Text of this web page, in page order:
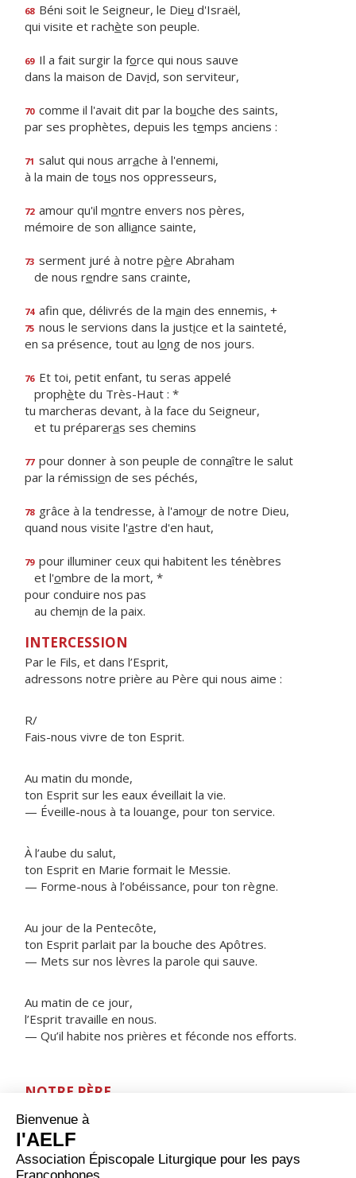
68 Béni soit le Seigneur, le Dieu d'Israël,
qui visite et rachète son peuple.
69 Il a fait surgir la force qui nous sauve
dans la maison de David, son serviteur,
70 comme il l'avait dit par la bouche des saints,
par ses prophètes, depuis les temps anciens :
71 salut qui nous arrache à l'ennemi,
à la main de tous nos oppresseurs,
72 amour qu'il montre envers nos pères,
mémoire de son alliance sainte,
73 serment juré à notre père Abraham
de nous rendre sans crainte,
74 afin que, délivrés de la main des ennemis, +
75 nous le servions dans la justice et la sainteté,
en sa présence, tout au long de nos jours.
76 Et toi, petit enfant, tu seras appelé
prophète du Très-Haut : *
tu marcheras devant, à la face du Seigneur,
et tu prépareras ses chemins
77 pour donner à son peuple de connaître le salut
par la rémission de ses péchés,
78 grâce à la tendresse, à l'amour de notre Dieu,
quand nous visite l'astre d'en haut,
79 pour illuminer ceux qui habitent les ténèbres
et l'ombre de la mort, *
pour conduire nos pas
au chemin de la paix.
INTERCESSION
Par le Fils, et dans l’Esprit,
adressons notre prière au Père qui nous aime :
R/
Fais-nous vivre de ton Esprit.
Au matin du monde,
ton Esprit sur les eaux éveillait la vie.
— Éveille-nous à ta louange, pour ton service.
À l’aube du salut,
ton Esprit en Marie formait le Messie.
— Forme-nous à l’obéissance, pour ton règne.
Au jour de la Pentecôte,
ton Esprit parlait par la bouche des Apôtres.
— Mets sur nos lèvres la parole qui sauve.
Au matin de ce jour,
l’Esprit travaille en nous.
— Qu’il habite nos prières et féconde nos efforts.
NOTRE PÈRE
ORAISON
Seigneur, tu ouvres à ceux qui t’aiment les richesses de
ton Esprit Saint, et tu fais grandir en eux ta propre vie
en leur donnant part au corps de ton Fils ; aide-les à se